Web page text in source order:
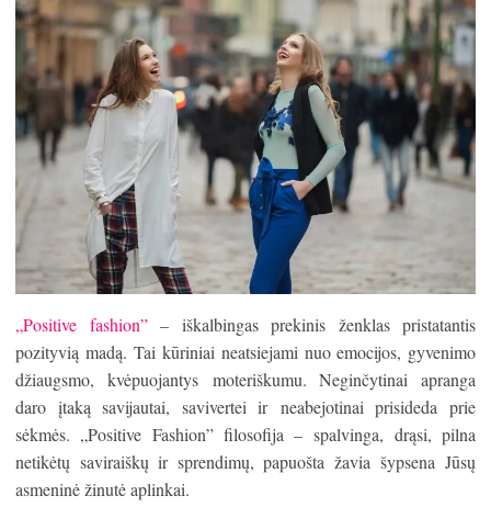
„Positive fashion”– iškalbingas prekinis ženklas pristatantis
pozityvią madą. Tai kūriniai neatsiejami nuo emocijos, gyvenimo
džiaugsmo, kvėpuojantys moteriškumu. Neginčytinai apranga
daro įtaką savijautai, savivertei ir neabejotinai prisideda prie
sėkmės. „Positive Fashion” filosofija – spalvinga, drąsi, pilna
netikėtų saviraiškų ir sprendimų, papuošta žavia šypsena Jūsų
asmeninė žinutė aplinkai.